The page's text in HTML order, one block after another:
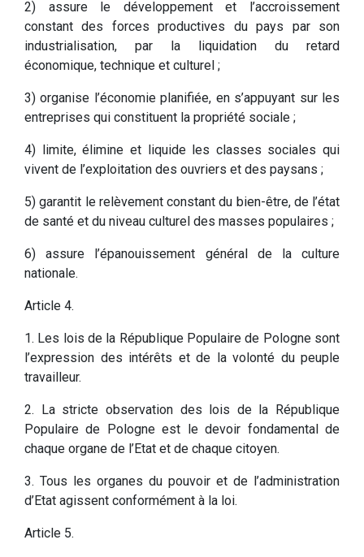
2) assure le développement et l’accroissement
constant des forces productives du pays par son
industrialisation, par la liquidation du retard
économique, technique et culturel ;
3) organise l’économie planifiée, en s’appuyant sur les
entreprises qui constituent la propriété sociale ;
4) limite, élimine et liquide les classes sociales qui
vivent de l’exploitation des ouvriers et des paysans ;
5) garantit le relèvement constant du bien-être, de l’état
de santé et du niveau culturel des masses populaires ;
6) assure l’épanouissement général de la culture
nationale.
Article 4.
1. Les lois de la République Populaire de Pologne sont
l’expression des intérêts et de la volonté du peuple
travailleur.
2. La stricte observation des lois de la République
Populaire de Pologne est le devoir fondamental de
chaque organe de l’Etat et de chaque citoyen.
3. Tous les organes du pouvoir et de l’administration
d’Etat agissent conformément à la loi.
Article 5.